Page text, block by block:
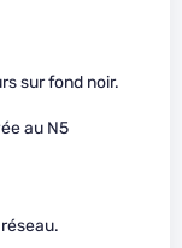
sur fond noir.
au N5